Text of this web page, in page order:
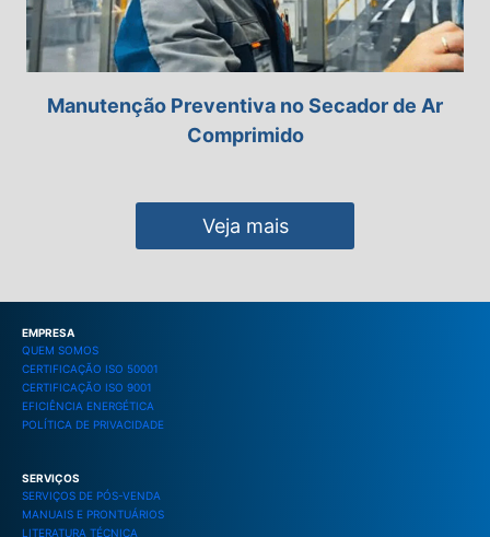
Manutenção Preventiva no Secador de Ar
Comprimido
Veja mais
EMPRESA
QUEM SOMOS
CERTIFICAÇÃO ISO 50001
CERTIFICAÇÃO ISO 9001
EFICIÊNCIA ENERGÉTICA
POLÍTICA DE PRIVACIDADE
SERVIÇOS
SERVIÇOS DE PÓS-VENDA
MANUAIS E PRONTUÁRIOS
LITERATURA TÉCNICA